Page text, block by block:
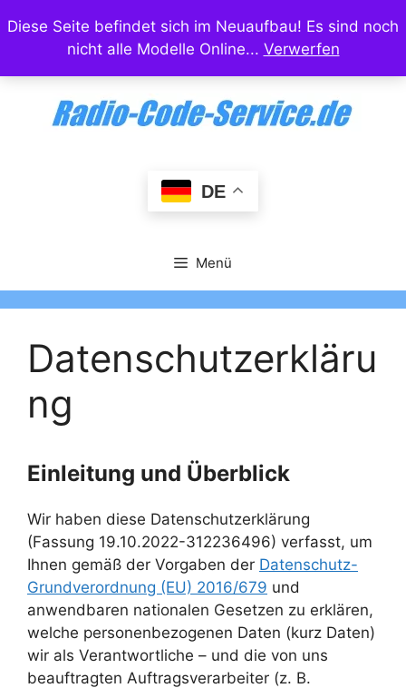
Diese Seite befindet sich im Neuaufbau! Es sind noch
nicht alle Modelle Online... Verwerfen
Inhalt
DE
Menü
Datenschutzerkläru
ng
Einleitung und Überblick
Wir haben diese Datenschutzerklärung
(Fassung 19.10.2022-312236496) verfasst, um
Ihnen gemäß der Vorgaben der Datenschutz-
Grundverordnung (EU) 2016/679 und
anwendbaren nationalen Gesetzen zu erklären,
welche personenbezogenen Daten (kurz Daten)
wir als Verantwortliche – und die von uns
beauftragten Auftragsverarbeiter (z. B.